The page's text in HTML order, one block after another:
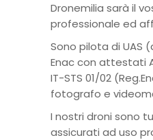
Dronemilia sarà il
professionale ed
Sono pilota di UAS
Enac con attestati
IT-STS 01/02
fotografo e
I nostri droni sono
assicurati ad uso